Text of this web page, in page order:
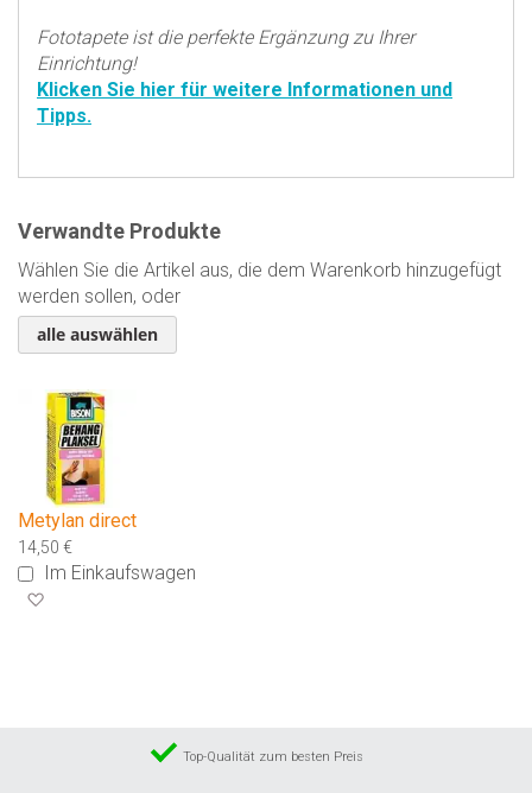
Fototapete ist die perfekte Ergänzung zu Ihrer
Einrichtung!
Klicken Sie hier für weitere Informationen und
Tipps.
Verwandte Produkte
Wählen Sie die Artikel aus, die dem Warenkorb hinzugefügt
werden sollen, oder
alle auswählen
Metylan direct
14,50 €
Im Einkaufswagen
Top-Qualität zum besten Preis